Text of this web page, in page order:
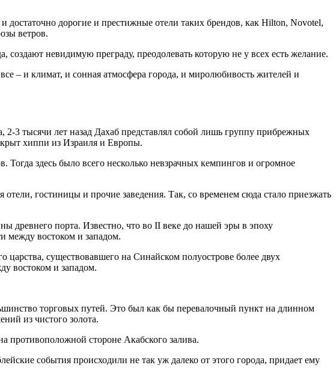
достаточно дорогие и престижные отели таких брендов, как Hilton, Novotel,
ветров.
создают невидимую преграду, преодолевать которую не у всех есть желание.
– и климат, и сонная атмосфера города, и миролюбивость жителей и
3 тысячи лет назад Дахаб представлял собой лишь группу прибрежных
хиппи из Израиля и Европы.
здесь было всего несколько невзрачных кемпингов и огромное
отели, гостиницы и прочие заведения. Так, со временем сюда стало приезжать
древнего порта. Известно, что во II веке до нашей эры в эпоху
между востоком и западом.
существовавшего на Синайском полуострове более двух
востоком и западом.
торговых путей. Это был как бы перевалочный пункт на длинном
из чистого золота.
противоположной стороне Акабского залива.
события происходили не так уж далеко от этого города, придает ему